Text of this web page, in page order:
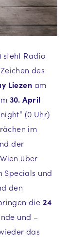
steht Radio
des
Liezen am
30. April
(0 Uhr)
im
der
über
Specials und
den
die 24
und –
das